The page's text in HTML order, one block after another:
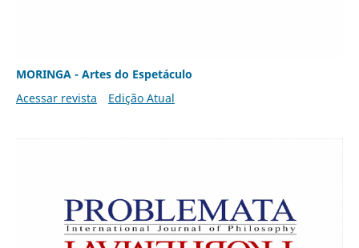
MORINGA - Artes do Espetáculo
Acessar revista
Edição Atual